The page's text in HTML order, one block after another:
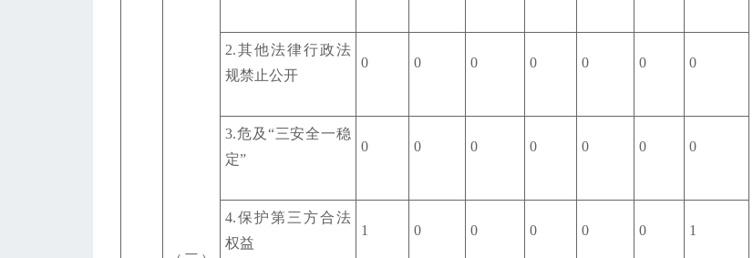
2.其他法律行政法
规禁止公开
0 0 0 0 0 0 0
3.危及“三安全一稳
定”
0 0 0 0 0 0 0
4.保护第三方合法
权益
1 0 0 0 0 0 1